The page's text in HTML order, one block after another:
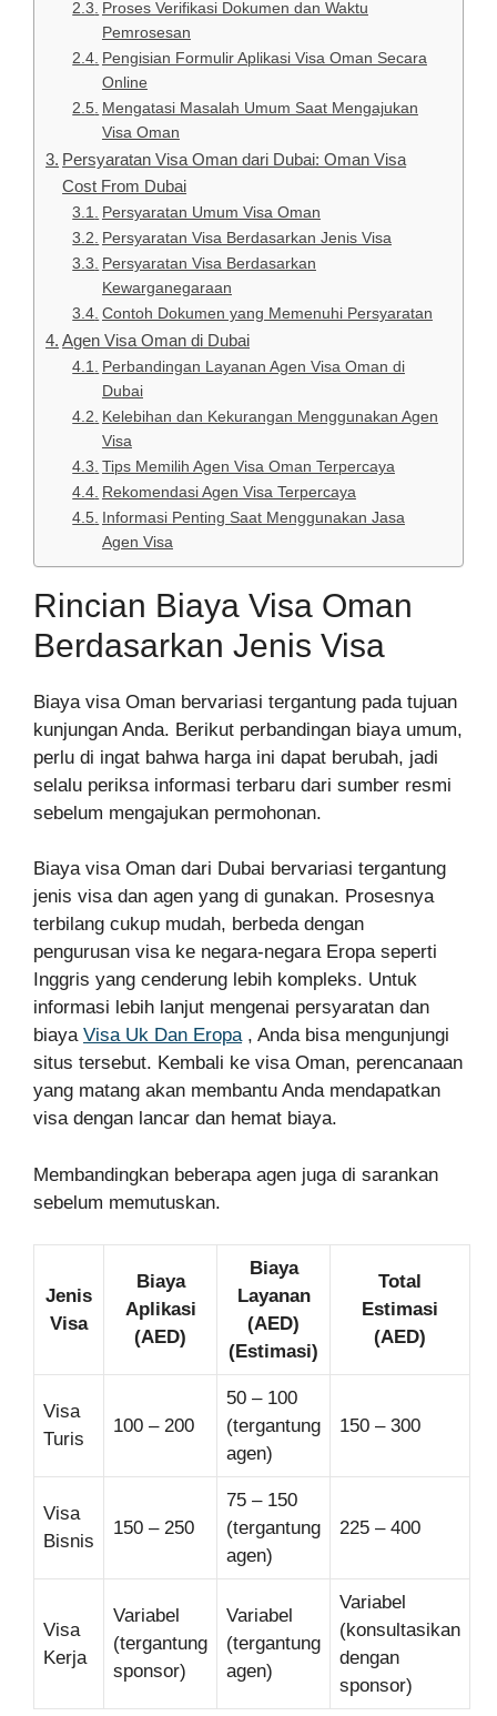
Proses Verifikasi Dokumen dan Waktu
Pemrosesan
Pengisian Formulir Aplikasi Visa Oman Secara
Online
Mengatasi Masalah Umum Saat Mengajukan
Visa Oman
Persyaratan Visa Oman dari Dubai: Oman Visa
Cost From Dubai
Persyaratan Umum Visa Oman
Persyaratan Visa Berdasarkan Jenis Visa
Persyaratan Visa Berdasarkan
Kewarganegaraan
Contoh Dokumen yang Memenuhi Persyaratan
Agen Visa Oman di Dubai
Perbandingan Layanan Agen Visa Oman di
Dubai
Kelebihan dan Kekurangan Menggunakan Agen
Visa
Tips Memilih Agen Visa Oman Terpercaya
Rekomendasi Agen Visa Terpercaya
Informasi Penting Saat Menggunakan Jasa
Agen Visa
Rincian Biaya Visa Oman
Berdasarkan Jenis Visa
Biaya visa Oman bervariasi tergantung pada tujuan
kunjungan Anda. Berikut perbandingan biaya umum,
perlu di ingat bahwa harga ini dapat berubah, jadi
selalu periksa informasi terbaru dari sumber resmi
sebelum mengajukan permohonan.
Biaya visa Oman dari Dubai bervariasi tergantung
jenis visa dan agen yang di gunakan. Prosesnya
terbilang cukup mudah, berbeda dengan
pengurusan visa ke negara-negara Eropa seperti
Inggris yang cenderung lebih kompleks. Untuk
informasi lebih lanjut mengenai persyaratan dan
biaya Visa Uk Dan Eropa, Anda bisa mengunjungi
situs tersebut. Kembali ke visa Oman, perencanaan
yang matang akan membantu Anda mendapatkan
visa dengan lancar dan hemat biaya.
Membandingkan beberapa agen juga di sarankan
sebelum memutuskan.
Jenis
Visa
Biaya
Aplikasi
(AED)
Biaya
Layanan
(AED)
(Estimasi)
Total
Estimasi
(AED)
Visa
Turis
100 – 200
50 – 100
(tergantung
agen)
150 – 300
Visa
Bisnis
150 – 250
75 – 150
(tergantung
agen)
225 – 400
Visa
Kerja
Variabel
(tergantung
sponsor)
Variabel
(tergantung
agen)
Variabel
(konsultasikan
dengan
sponsor)